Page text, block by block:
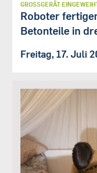
GROSSGERÄT
Roboter
Betonteile in
Freitag, 17. Juli